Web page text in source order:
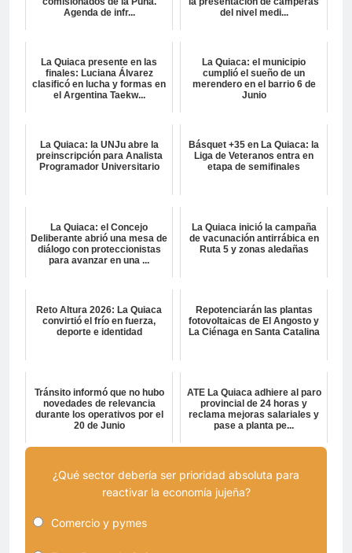
Agenda de infr...
del nivel medi...
La Quiaca presente en las
finales: Luciana Álvarez
clasificó en lucha y formas en
el Argentina Taekw...
La Quiaca: el municipio
cumplió el sueño de un
merendero en el barrio 6 de
Junio
La Quiaca: la UNJu abre la
preinscripción para Analista
Programador Universitario
Básquet +35 en La Quiaca: la
Liga de Veteranos entra en
etapa de semifinales
La Quiaca: el Concejo
Deliberante abrió una mesa de
diálogo con proteccionistas
para avanzar en una ...
La Quiaca inició la campaña
de vacunación antirrábica en
Ruta 5 y zonas aledañas
Reto Altura 2026: La Quiaca
convirtió el frío en fuerza,
deporte e identidad
Repotenciarán las plantas
fotovoltaicas de El Angosto y
La Ciénaga en Santa Catalina
Tránsito informó que no hubo
novedades de relevancia
durante los operativos por el
20 de Junio
ATE La Quiaca adhiere al paro
provincial de 24 horas y
reclama mejoras salariales y
pase a planta pe...
¿Qué sector debería ser prioridad absoluta para
reactivar la economía jujeña?
Comercio y pymes